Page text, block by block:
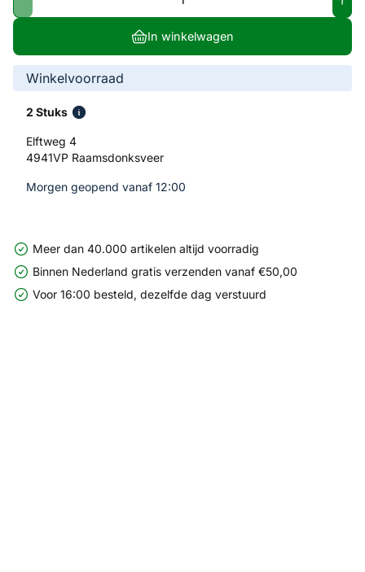
In winkelwagen
Winkelvoorraad
2 Stuks
Elftweg 4
4941VP Raamsdonksveer
Morgen geopend vanaf 12:00
Meer dan 40.000 artikelen altijd voorradig
Binnen Nederland gratis verzenden vanaf €50,00
Voor 16:00 besteld, dezelfde dag verstuurd